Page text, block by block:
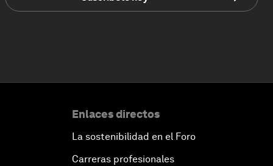
Enlaces directos
La sostenibilidad en el Foro
Carreras profesionales